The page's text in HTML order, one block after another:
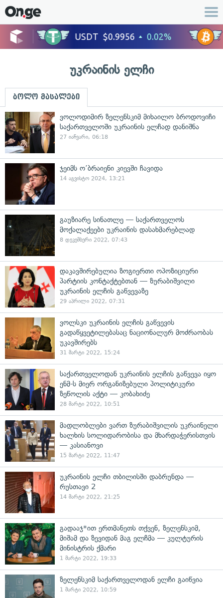
უკრაინის ელჩი
ბოლო მასალები
ვოლოდიმირ ზელენსკიმ მიხაილო ბროდოვიჩი
საქართველოში უკრაინის ელჩად დანიშნა
27 იანვარი, 06:18
ჯეიმს ო’ბრაიენი კიევში ჩავიდა
14 აგვისტო 2024, 13:21
გაუზიარე სინათლე — საქართველოს
მოქალაქეები უკრაინის დასახმარებლად
8 დეკემბერი 2022, 07:43
დაკავშირებულია ზოგიერთი ოპოზიციური
პარტიის კონტაქტებთან — ზურაბიშვილი
უკრაინის ელჩის გაწვევაზე
29 აპრილი 2022, 07:31
ვოლსკი უკრაინის ელჩის გაწვევის
გადაწყვეტილებასაც ნაციონალურ მოძრაობას
უკავშირებს
31 მარტი 2022, 15:24
საქართველოდან უკრაინის ელჩის გაწვევა იყო
ენმ-ს მიერ ორგანიზებული პოლიტიკური
ზეწოლის აქტი — კობახიძე
28 მარტი 2022, 10:51
მადლობლები ვართ ზურაბიშვილის უკრაინელი
ხალხის სოლიდარობისა და მხარდაჭერისთვის
— კასიანოვი
15 მარტი 2022, 11:47
უკრაინის ელჩი თბილისში დაბრუნდა —
რუსთავი 2
14 მარტი 2022, 21:25
გადააჯ*ით ერთმანეთს თქვენ, ზელენსკიმ,
მიშამ და ზევიდან მაგ ელჩმა — კულტურის
მინისტრის ქმარი
1 მარტი 2022, 19:33
ზელენსკიმ საქართველოდან ელჩი გაიწვია
1 მარტი 2022, 10:59